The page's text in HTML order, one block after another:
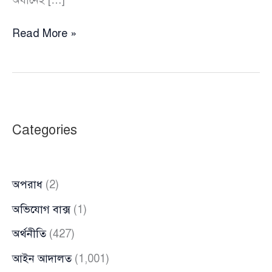
২৪
ফাঁসছেন
তাপস
Read More »
Categories
অপরাধ (2)
অভিযোগ বাক্স(1)
অর্থনীতি(427)
আইন আদালত(1,001)